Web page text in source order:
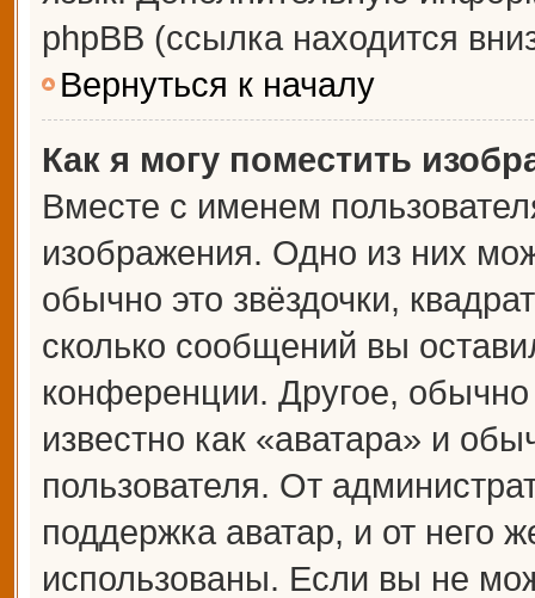
phpBB (ссылка находится
Вернуться к началу
Как я могу поместить
Вместе с именем
изображения. Одно из них
обычно это звёздочки,
сколько сообщений вы
конференции. Другое,
известно как «аватара» и
пользователя. От
поддержка аватар, и от него
использованы. Если вы не